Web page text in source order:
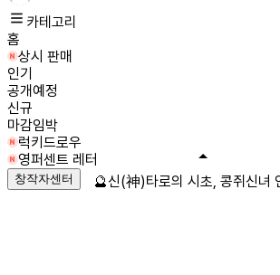
카테고리
홈
상시 판매
인기
공개예정
신규
마감임박
럭키드로우
영퍼센트 레터
창작자센터 🔮신(神)타로의 시초, 콩쥐신녀